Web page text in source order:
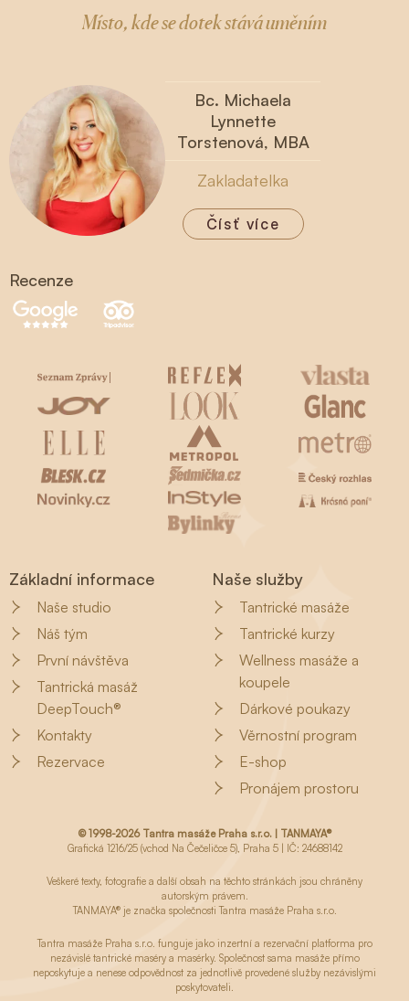
Místo, kde se dotek stává uměním
Bc. Michaela
Lynnette
Torstenová, MBA
Zakladatelka
Čísť více
Recenze
Základní informace
Naše studio
Náš tým
První návštěva
Tantrická masáž
DeepTouch®
Kontakty
Rezervace
Naše služby
Tantrické masáže
Tantrické kurzy
Wellness masáže a
koupele
Dárkové poukazy
Věrnostní program
E-shop
Pronájem prostoru
© 1998-2026 Tantra masáže Praha s.r.o. | TANMAYA®
Grafická 1216/25 (vchod Na Čečeličce 5), Praha 5 | IČ: 24688142
Veškeré texty, fotografie a další obsah na těchto stránkách jsou chráněny
autorským právem.
TANMAYA® je značka společnosti Tantra masáže Praha s.r.o.
Tantra masáže Praha s.r.o. funguje jako inzertní a rezervační platforma pro
nezávislé tantrické maséry a masérky. Společnost sama masáže přímo
neposkytuje a nenese odpovědnost za jednotlivě provedené služby nezávislými
poskytovateli.